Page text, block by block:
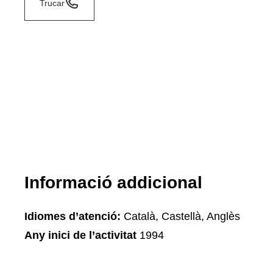
Trucar
Informació addicional
Idiomes d’atenció: Català, Castellà, Anglès
Any inici de l’activitat 1994